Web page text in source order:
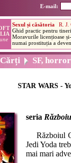
E-mail:
Cărți SF, horror
STAR WARS -
seria
Războiul
Jedi Yoda
mai mari